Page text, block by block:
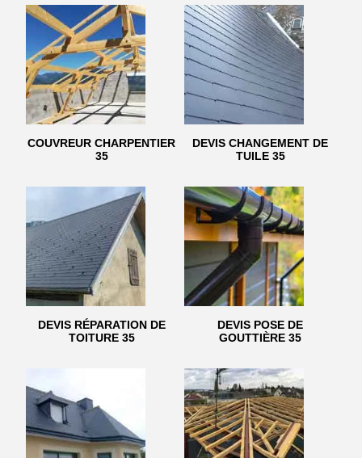
COUVREUR CHARPENTIER
35
DEVIS CHANGEMENT DE
TUILE 35
DEVIS RÉPARATION DE
TOITURE 35
DEVIS POSE DE
GOUTTIÈRE 35